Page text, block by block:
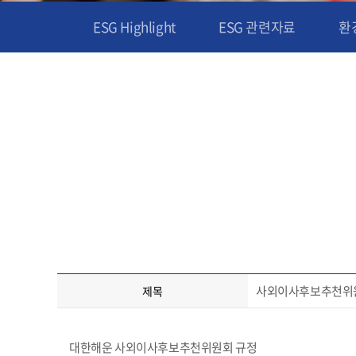
ESG Highlight ESG 관련자료
제목 사외이사후보추천
대한해운 사외이사후보추천위원회 규정